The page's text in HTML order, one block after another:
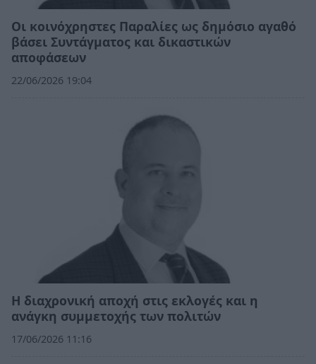
Οι κοινόχρηστες Παραλίες ως δημόσιο αγαθό
βάσει Συντάγματος και δικαστικών
αποφάσεων
22/06/2026 19:04
Η διαχρονική αποχή στις εκλογές και η
ανάγκη συμμετοχής των πολιτών
17/06/2026 11:16